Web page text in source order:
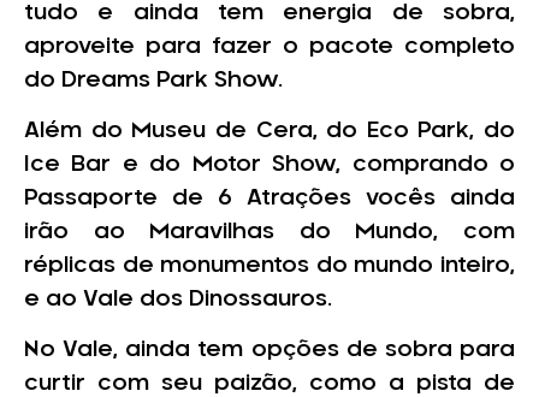
tudo e ainda tem energia de sobra,
aproveite para fazer o pacote completo
do Dreams Park Show.
Além do Museu de Cera, do Eco Park, do
Ice Bar e do Motor Show, comprando o
Passaporte de 6 Atrações vocês ainda
irão ao Maravilhas do Mundo, com
réplicas de monumentos do mundo inteiro,
e ao Vale dos Dinossauros.
No Vale, ainda tem opções de sobra para
curtir com seu paizão, como a pista de